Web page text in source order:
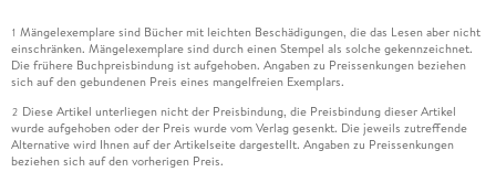
1 Mängelexemplare sind Bücher mit leichten Beschädigungen, die das Lesen aber nicht
einschränken. Mängelexemplare sind durch einen Stempel als solche gekennzeichnet.
Die frühere Buchpreisbindung ist aufgehoben. Angaben zu Preissenkungen beziehen
sich auf den gebundenen Preis eines mangelfreien Exemplars.
2 Diese Artikel unterliegen nicht der Preisbindung, die Preisbindung dieser Artikel
wurde aufgehoben oder der Preis wurde vom Verlag gesenkt. Die jeweils zutreffende
Alternative wird Ihnen auf der Artikelseite dargestellt. Angaben zu Preissenkungen
beziehen sich auf den vorherigen Preis.